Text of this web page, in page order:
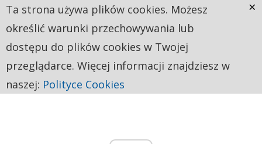
Ta strona używa plików cookies. Możesz
określić warunki przechowywania lub
dostępu do plików cookies w Twojej
przeglądarce. Więcej informacji znajdziesz w
naszej: Polityce Cookies
×